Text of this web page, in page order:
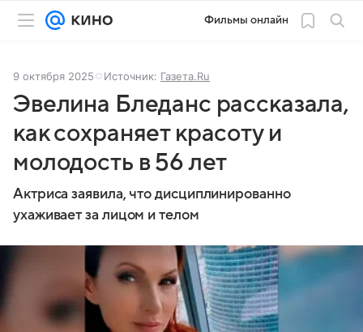
Фильмы онлайн
9 октября 2025 Источник: Газета.Ru
Эвелина Бледанс рассказала,
как сохраняет красоту и
молодость в 56 лет
Актриса заявила, что дисциплинированно
ухаживает за лицом и телом